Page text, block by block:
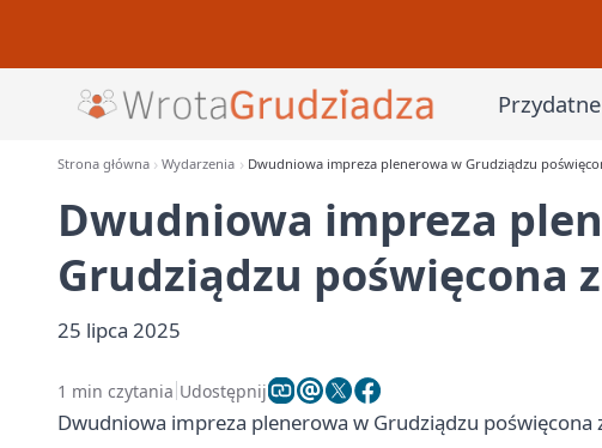
Przydatne
Strona główna Wydarzenia Dwudniowa impreza plenerowa w Grudziądzu
Dwudniowa impreza
Grudziądzu poświęcona
25 lipca 2025
1 min czytania Udostępnij
Dwudniowa impreza plenerowa w Grudziądzu poświęcona